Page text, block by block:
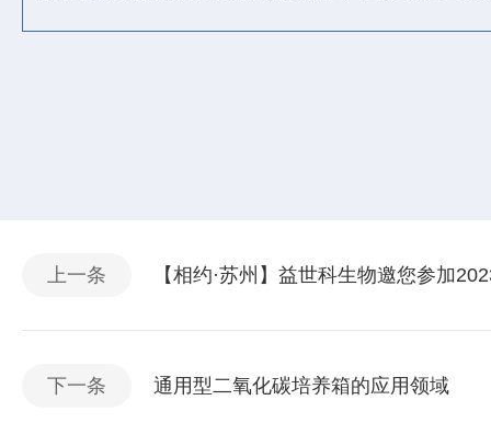
上一条 【相约·苏州】益世科生物邀您参加
下一条 通用型二氧化碳培养箱的应用领域